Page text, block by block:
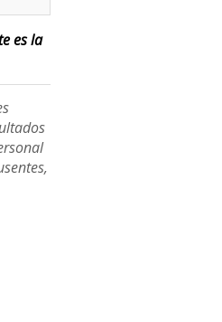
es la